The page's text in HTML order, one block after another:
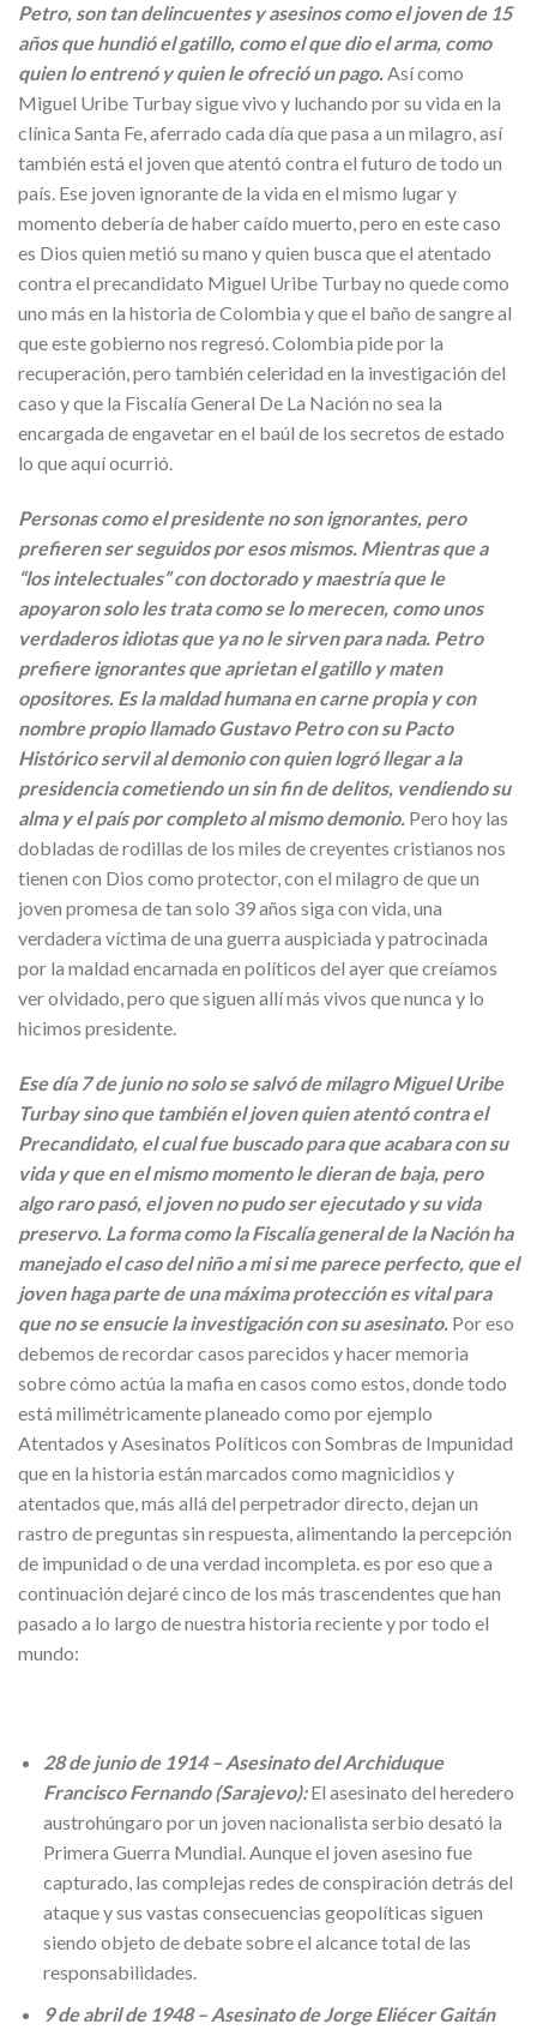
Petro, son tan delincuentes y asesinos como el joven de 15
años que hundió el gatillo, como el que dio el arma, como
quien lo entrenó y quien le ofreció un pago.Así como
Miguel Uribe Turbay sigue vivo y luchando por su vida en la
clínica Santa Fe, aferrado cada día que pasa a un milagro, así
también está el joven que atentó contra el futuro de todo un
país. Ese joven ignorante de la vida en el mismo lugar y
momento debería de haber caído muerto, pero en este caso
es Dios quien metió su mano y quien busca que el atentado
contra el precandidato Miguel Uribe Turbay no quede como
uno más en la historia de Colombia y que el baño de sangre al
que este gobierno nos regresó. Colombia pide por la
recuperación, pero también celeridad en la investigación del
caso y que la Fiscalía General De La Nación no sea la
encargada de engavetar en el baúl de los secretos de estado
lo que aquí ocurrió.
Personas como el presidente no son ignorantes, pero
prefieren ser seguidos por esos mismos. Mientras que a
“los intelectuales” con doctorado y maestría que le
apoyaron solo les trata como se lo merecen, como unos
verdaderos idiotas que ya no le sirven para nada. Petro
prefiere ignorantes que aprietan el gatillo y maten
opositores. Es la maldad humana en carne propia y con
nombre propio llamado Gustavo Petro con su Pacto
Histórico servil al demonio con quien logró llegar a la
presidencia cometiendo un sin fin de delitos, vendiendo su
alma y el país por completo al mismo demonio. Pero hoy las
dobladas de rodillas de los miles de creyentes cristianos nos
tienen con Dios como protector, con el milagro de que un
joven promesa de tan solo 39 años siga con vida, una
verdadera víctima de una guerra auspiciada y patrocinada
por la maldad encarnada en políticos del ayer que creíamos
ver olvidado, pero que siguen allí más vivos que nunca y lo
hicimos presidente.
Ese día 7 de junio no solo se salvó de milagro Miguel Uribe
Turbay sino que también el joven quien atentó contra el
Precandidato, el cual fue buscado para que acabara con su
vida y que en el mismo momento le dieran de baja, pero
algo raro pasó, el joven no pudo ser ejecutado y su vida
preservo. La forma como la Fiscalía general de la Nación ha
manejado el caso del niño a mi si me parece perfecto, que el
joven haga parte de una máxima protección es vital para
que no se ensucie la investigación con su asesinato. Por eso
debemos de recordar casos parecidos y hacer memoria
sobre cómo actúa la mafia en casos como estos, donde todo
está milimétricamente planeado como por ejemplo
Atentados y Asesinatos Políticos con Sombras de Impunidad
que en la historia están marcados como magnicidios y
atentados que, más allá del perpetrador directo, dejan un
rastro de preguntas sin respuesta, alimentando la percepción
de impunidad o de una verdad incompleta. es por eso que a
continuación dejaré cinco de los más trascendentes que han
pasado a lo largo de nuestra historia reciente y por todo el
mundo:
28 de junio de 1914 – Asesinato del Archiduque
Francisco Fernando (Sarajevo):El asesinato del heredero
austrohúngaro por un joven nacionalista serbio desató la
Primera Guerra Mundial. Aunque el joven asesino fue
capturado, las complejas redes de conspiración detrás del
ataque y sus vastas consecuencias geopolíticas siguen
siendo objeto de debate sobre el alcance total de las
responsabilidades.
9 de abril de 1948 – Asesinato de Jorge Eliécer Gaitán